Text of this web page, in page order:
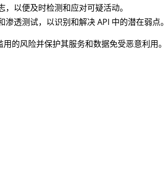
以便及时检测和应对可疑活动。
透测试，以识别和解决 API 中的潜在弱点。
的风险并保护其服务和数据免受恶意利用。